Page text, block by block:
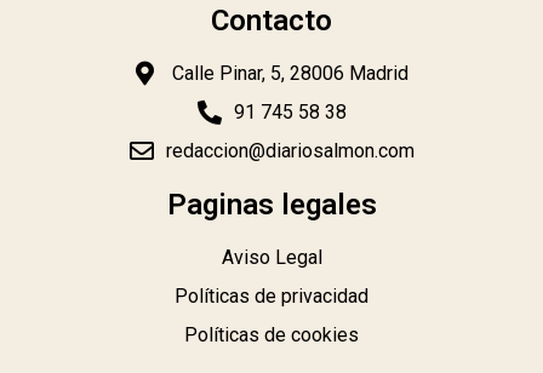
Contacto
Calle Pinar, 5, 28006 Madrid
91 745 58 38
redaccion@diariosalmon.com
Paginas legales
Aviso Legal
Políticas de privacidad
Políticas de cookies